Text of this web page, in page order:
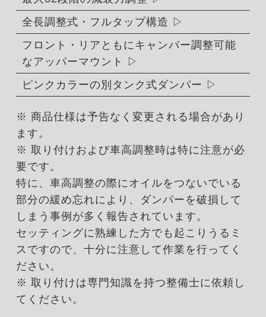
全長調整式・フルタップ構造
フロント・リアともにキャンバー調整可能
なアッパーマウント
ピンクカラーの別タンク式ダンパー
※ 商品仕様は予告なく変更される場合があり
ます。
※ 取り付けおよび車高調整時は特に注意が必
要です。
特に、車高調整の際にオイルをつないでいる
部分の緩め忘れにより、ダンパーを破損して
しまう事例が多く報告されています。
セッティングに熟練した方でも起こりうるミ
スですので、十分に注意して作業を行ってく
ださい。
※ 取り付けは専門知識を持つ整備士に依頼し
てください。